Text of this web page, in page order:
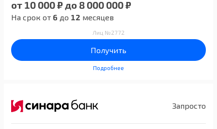
от 10 000 ₽ до 8 000 000 ₽
На срок от 6 до 12 месяцев
Лиц №2772
Получить
Подробнее
Запросто